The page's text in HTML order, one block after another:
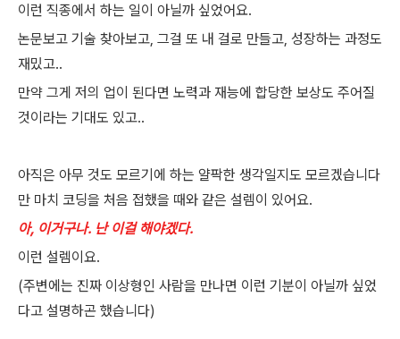
이런 직종에서 하는 일이 아닐까 싶었어요.
논문보고 기술 찾아보고, 그걸 또 내 걸로 만들고, 성장하는 과정도
재밌고..
만약 그게 저의 업이 된다면 노력과 재능에 합당한 보상도 주어질
것이라는 기대도 있고..
아직은 아무 것도 모르기에 하는 얄팍한 생각일지도 모르겠습니다
만 마치 코딩을 처음 접했을 때와 같은 설렘이 있어요.
아, 이거구나. 난 이걸 해야겠다.
이런 설렘이요.
(주변에는 진짜 이상형인 사람을 만나면 이런 기분이 아닐까 싶었
다고 설명하곤 했습니다)